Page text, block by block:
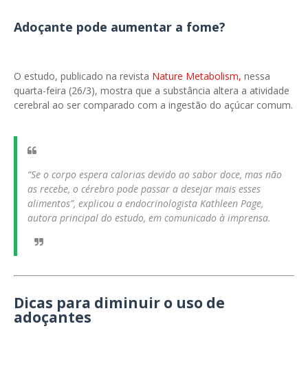
Adoçante pode aumentar a fome?
O estudo, publicado na revista Nature Metabolism, nessa
quarta-feira (26/3), mostra que a substância altera a atividade
cerebral ao ser comparado com a ingestão do açúcar comum.
“Se o corpo espera calorias devido ao sabor doce, mas não
as recebe, o cérebro pode passar a desejar mais esses
alimentos”, explicou a endocrinologista Kathleen Page,
autora principal do estudo, em comunicado à imprensa.
Dicas para diminuir o uso de
adoçantes